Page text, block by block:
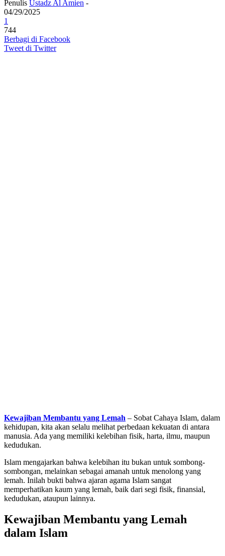
Penulis Ustadz Al Amien -
04/29/2025
1
744
Berbagi di Facebook
Tweet di Twitter
Kewajiban Membantu yang Lemah – Sobat Cahaya Islam, dalam
kehidupan, kita akan selalu melihat perbedaan kekuatan di antara
manusia. Ada yang memiliki kelebihan fisik, harta, ilmu, maupun
kedudukan.
Islam mengajarkan bahwa kelebihan itu bukan untuk sombong-
sombongan, melainkan sebagai amanah untuk menolong yang
lemah. Inilah bukti bahwa ajaran agama Islam sangat
memperhatikan kaum yang lemah, baik dari segi fisik, finansial,
kedudukan, ataupun lainnya.
Kewajiban Membantu yang Lemah
dalam Islam